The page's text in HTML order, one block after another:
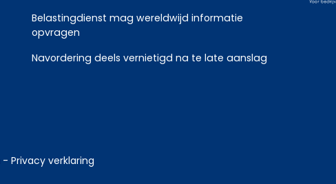
Belastingdienst mag wereldwijd informatie
opvragen
Navordering deels vernietigd na te late aanslag
- Privacy verklaring